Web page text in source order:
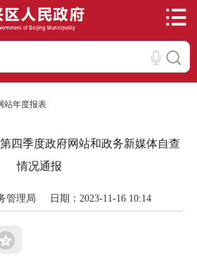
站年度报表
四季度政府网站和政务新媒体自查
情况通报
管理局 日期：2023-11-16 10:14